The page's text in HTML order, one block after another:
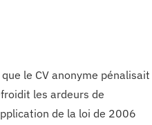
le CV anonyme pénalisait
les ardeurs de
de la loi de 2006